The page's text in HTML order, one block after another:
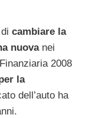
cambiare la
nuovanei
2008
la
dell’auto ha